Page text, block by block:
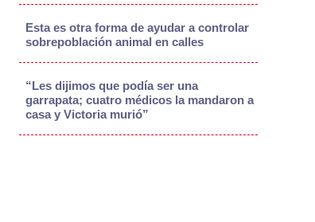
Esta es otra forma de ayudar a controlar
sobrepoblación animal en calles
“Les dijimos que podía ser una
garrapata; cuatro médicos la mandaron a
casa y Victoria murió”